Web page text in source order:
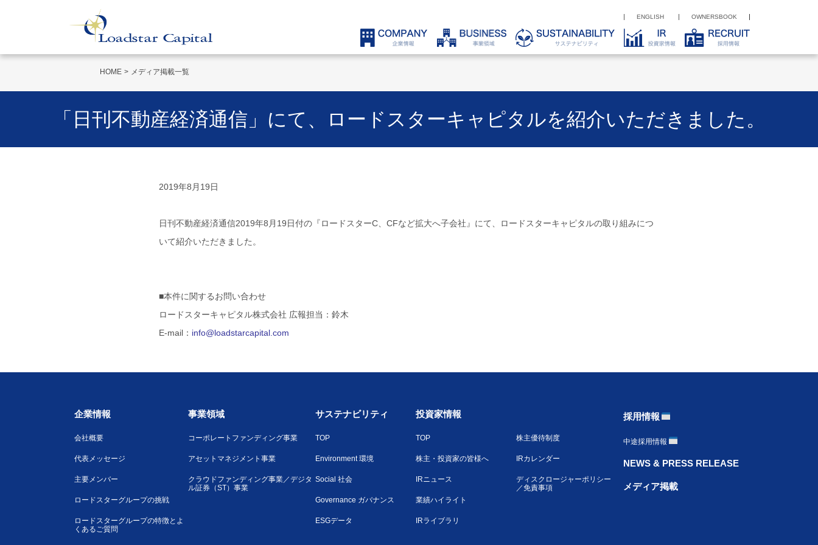
ENGLISH OWNERSBOOK
HOME メディア掲載一覧
「日刊不動産経済通信」にて、ロードスターキャピタルを紹介いただきました。
2019年8月19日
日刊不動産経済通信2019年8月19日付の『ロードスターC、CFなど拡大へ子会社』にて、ロードスターキャピタルの取り組みにつ
いて紹介いただきました。
■本件に関するお問い合わせ
ロードスターキャピタル株式会社 広報担当：鈴木
E-mail： info@loadstarcapital.com
企業情報 事業領域 サステナビリティ 投資家情報 採用情報
会社概要
代表メッセージ
主要メンバー
ロードスターグループの挑戦
ロードスターグループの特徴とよ
くあるご質問
コーポレートファンディング事業
アセットマネジメント事業
クラウドファンディング事業／デジタ
ル証券（ST）事業
TOP
Environment 環境
Social 社会
Governance ガバナンス
ESGデータ
TOP
株主・投資家の皆様へ
IRニュース
業績ハイライト
IRライブラリ
株主優待制度
IRカレンダー
ディスクロージャーポリシー
／免責事項
中途採用情報
NEWS & PRESS RELEASE
メディア掲載